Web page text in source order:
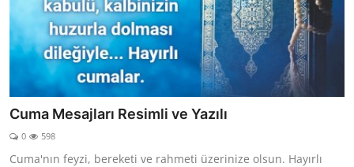
Cuma Mesajları Resimli ve Yazılı
0 598
Cuma'nın feyzi, bereketi ve rahmeti üzerinize olsun. Hayırlı